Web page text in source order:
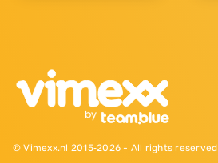
© Vimexx.nl 2015‐2026 - All rights reserved